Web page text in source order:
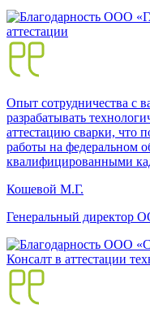
Опыт сотрудничества с
разрабатывать
аттестацию сварки, что
работы на федеральном
квалифицированными
Кошевой М.Г.
Генеральный